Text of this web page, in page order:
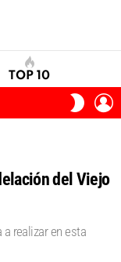
TOP 10
SKIN
del Viejo
realizar en esta